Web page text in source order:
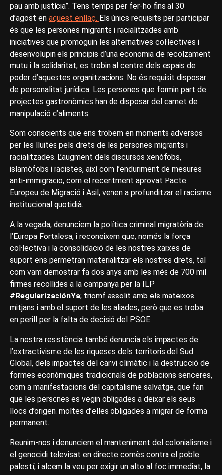
pau amb justícia”. Tens temps per fer-ho fins al 30
d’agost en aquest enllaç. Els únics requisits per participar
és que les persones migrants i racialitzades amb
iniciatives que promoguin les alternatives col·lectives i
desenvolupin els principis d’una economia de recolzament
mutu i la solidaritat, es trobin al centre dels espais de
poder d’aquestes organitzacions. No és requisit disposar
de personalitat jurídica. Les persones que formin part de
projectes gastronòmics han de disposar del carnet de
manipulació d’aliments.
Som conscients que ens trobem en moments adversos
per les lluites pels drets de les persones migrants i
racialitzades. L’augment dels discursos xenòfobs,
islamòfobs i racistes, així com l’enduriment de mesures
anti-immigració, com el recentment aprovat Pacte
Europeu de Migració i Asil, venen a profunditzar el racisme
institucional quotidià.
A la vegada, denunciem la política criminal migratòria de
l’Europa Fortalesa, i reconeixem que, només la força
col·lectiva i la consolidació de les nostres xarxes de
suport ens permetran materialitzar els nostres drets, tal
com vam demostrar fa dos anys amb les més de 700 mil
firmes recollides a la campanya per la ILP
#RegularizaciónYa; triomf assolit amb els mateixos
mitjans i amb el suport de les aliades, però que es troba
en perill per la falta de decisió del PSOE.
La nostra resistència també denuncia els impactes de
l’extractivisme de les riqueses dels territoris del Sud
Global, dels impactes del canvi climàtic i la destrucció de
formes econòmiques tradicionals de poblacions senceres,
com a manifestacions del capitalisme salvatge, que fan
que les persones es vegin obligades a deixar els seus
llocs d’origen, moltes d’elles obligades a migrar de forma
permanent.
Reunim-nos i denunciem el manteniment del colonialisme i
el genocidi televisat en directe comès contra el poble
palestí, i alcem la veu per exigir un alto al foc immediat, la